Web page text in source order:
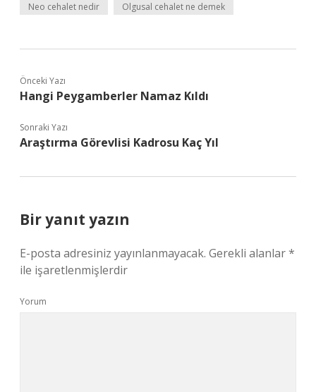
Neo cehalet nedir Olgusal cehalet ne demek
Önceki Yazı
Hangi Peygamberler Namaz Kıldı
Sonraki Yazı
Araştırma Görevlisi Kadrosu Kaç Yıl
Bir yanıt yazın
E-posta adresiniz yayınlanmayacak. Gerekli alanlar*
ile işaretlenmişlerdir
Yorum